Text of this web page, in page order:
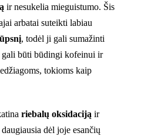
ir nesukelia mieguistumo. Šis
arbatai suteikti labiau
, todėl ji gali sumažinti
būti būdingi kofeinui ir
tokioms kaip
riebalų oksidaciją ir
daugiausia dėl joje esančių